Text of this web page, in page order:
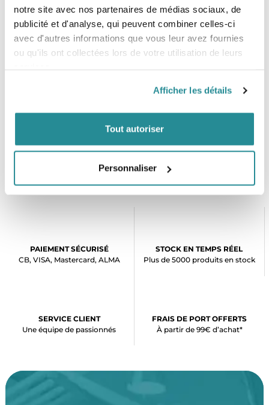
notre site avec nos partenaires de médias sociaux, de
publicité et d'analyse, qui peuvent combiner celles-ci
avec d'autres informations que vous leur avez fournies
ou qu'ils ont collectées lors de votre utilisation de leurs
Afficher les détails
Tout autoriser
Personnaliser
- Inserts pour straps.
- Attache leash.
Tailles :
5'4" : 166X67cm ( 80L )
PAIEMENT SÉCURISÉ
CB, VISA, Mastercard, ALMA
STOCK EN TEMPS RÉEL
Plus de 5000 produits en stock
SERVICE CLIENT
Une équipe de passionnés
FRAIS DE PORT OFFERTS
À partir de 99€ d’achat*